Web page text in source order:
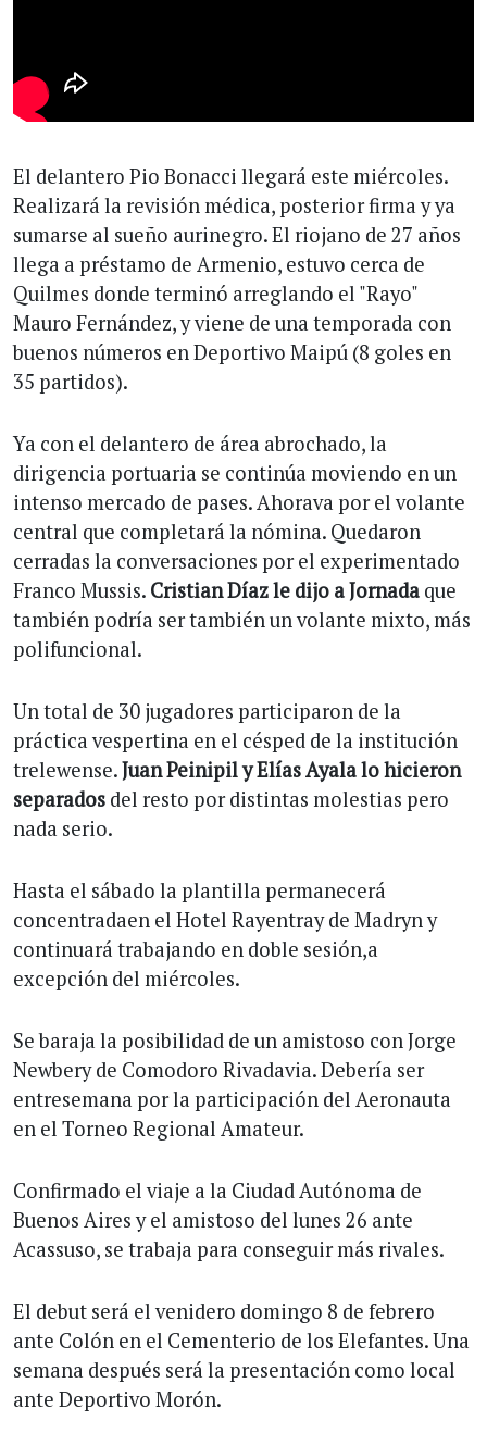
El delantero Pio Bonacci llegará este miércoles.
Realizará la revisión médica, posterior firma y ya
sumarse al sueño aurinegro. El riojano de 27 años
llega a préstamo de Armenio, estuvo cerca de
Quilmes donde terminó arreglando el "Rayo"
Mauro Fernández, y viene de una temporada con
buenos números en Deportivo Maipú (8 goles en
35 partidos).
Ya con el delantero de área abrochado, la
dirigencia portuaria se continúa moviendo en un
intenso mercado de pases. Ahorava por el volante
central que completará la nómina. Quedaron
cerradas la conversaciones por el experimentado
Franco Mussis. Cristian Díaz le dijo a Jornada que
también podría ser también un volante mixto, más
polifuncional.
Un total de 30 jugadores participaron de la
práctica vespertina en el césped de la institución
trelewense.Juan Peinipil y Elías Ayala lo hicieron
separados del resto por distintas molestias pero
nada serio.
Hasta el sábado la plantilla permanecerá
concentradaen el Hotel Rayentray de Madryn y
continuará trabajando en doble sesión,a
excepción del miércoles.
Se baraja la posibilidad de un amistoso con Jorge
Newbery de Comodoro Rivadavia. Debería ser
entresemana por la participación del Aeronauta
en el Torneo Regional Amateur.
Confirmado el viaje a la Ciudad Autónoma de
Buenos Aires y el amistoso del lunes 26 ante
Acassuso, se trabaja para conseguir más rivales.
El debut será el venidero domingo 8 de febrero
ante Colón en el Cementerio de los Elefantes. Una
semana después será la presentación como local
ante Deportivo Morón.